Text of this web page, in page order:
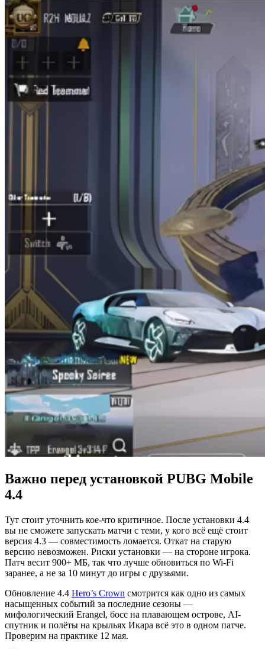
Важно перед установкой PUBG Mobile
4.4
Тут стоит уточнить кое-что критичное. После установки 4.4
вы не сможете запускать матчи с теми, у кого всё ещё стоит
версия 4.3 — совместимость ломается. Откат на старую
версию невозможен. Риски установки — на стороне игрока.
Патч весит 900+ МБ, так что лучше обновиться по Wi-Fi
заранее, а не за 10 минут до игры с друзьями.
Обновление 4.4 Hero’s Crown смотрится как одно из самых
насыщенных событий за последние сезоны —
мифологический Erangel, босс на плавающем острове, AI-
спутник и полёты на крыльях Икара всё это в одном патче.
Проверим на практике 12 мая.